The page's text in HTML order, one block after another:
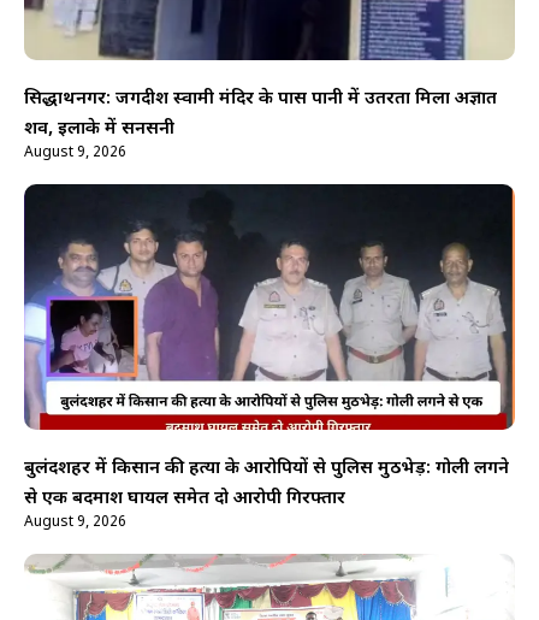
सिद्धार्थनगर: जगदीश स्वामी मंदिर के पास पानी में उतरता मिला अज्ञात
शव, इलाके में सनसनी
August 9, 2026
बुलंदशहर में किसान की हत्या के आरोपियों से पुलिस मुठभेड़: गोली लगने
से एक बदमाश घायल समेत दो आरोपी गिरफ्तार
August 9, 2026